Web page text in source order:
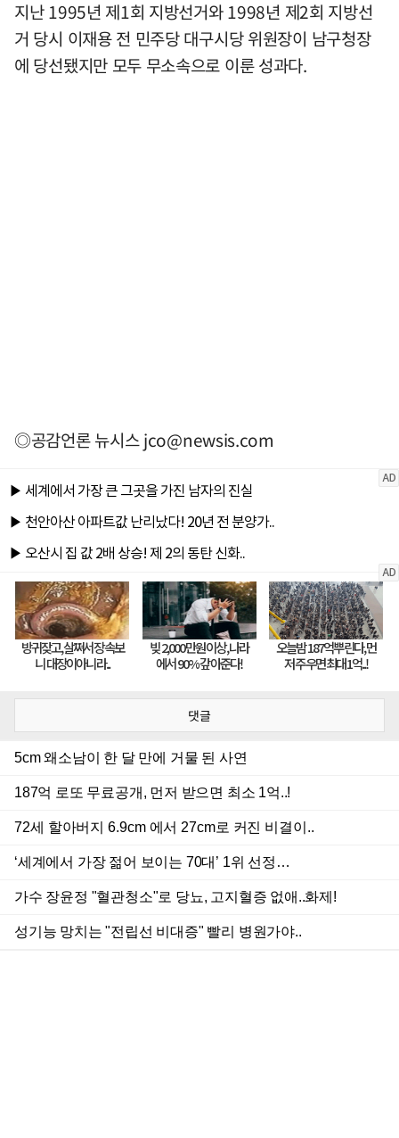
지난 1995년 제1회 지방선거와 1998년 제2회 지방선
거 당시 이재용 전 민주당 대구시당 위원장이 남구청장
에 당선됐지만 모두 무소속으로 이룬 성과다.
◎공감언론 뉴시스jco@newsis.com
댓글